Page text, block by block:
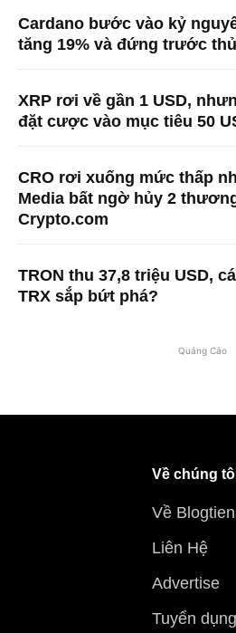
Cardano bước vào kỷ
tăng 19% và đứng trước
XRP rơi về gần 1 USD,
đặt cược vào mục tiêu 50
CRO rơi xuống mức thấp
Media bất ngờ hủy 2
Crypto.com
TRON thu 37,8 triệu USD,
TRX sắp bứt phá?
Quảng Cáo
Về chúng
Về
Liên Hệ
Advertise
Tuyển dụng